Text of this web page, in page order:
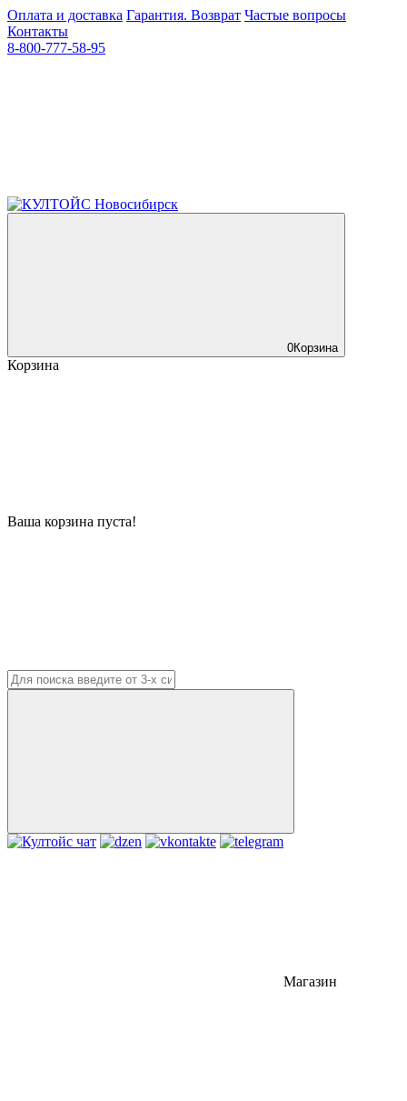
Оплата и доставка Гарантия. Возврат Частые вопросы
Контакты
8-800-777-58-95
0Корзина
Корзина
Ваша корзина пуста!
Магазин